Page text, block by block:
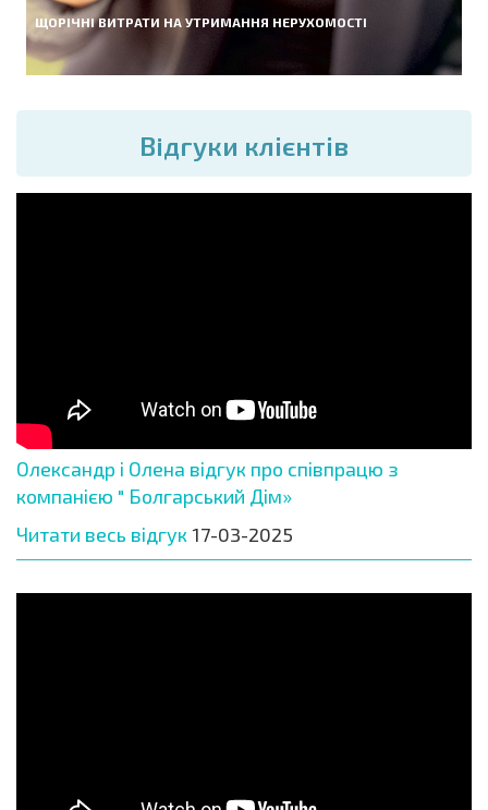
ЩОРІЧНІ ВИТРАТИ НА УТРИМАННЯ НЕРУХОМОСТІ
Вiдгуки клієнтів
Олександр і Олена відгук про співпрацю з
компанією " Болгарський Дім»
Читати весь відгук 17-03-2025